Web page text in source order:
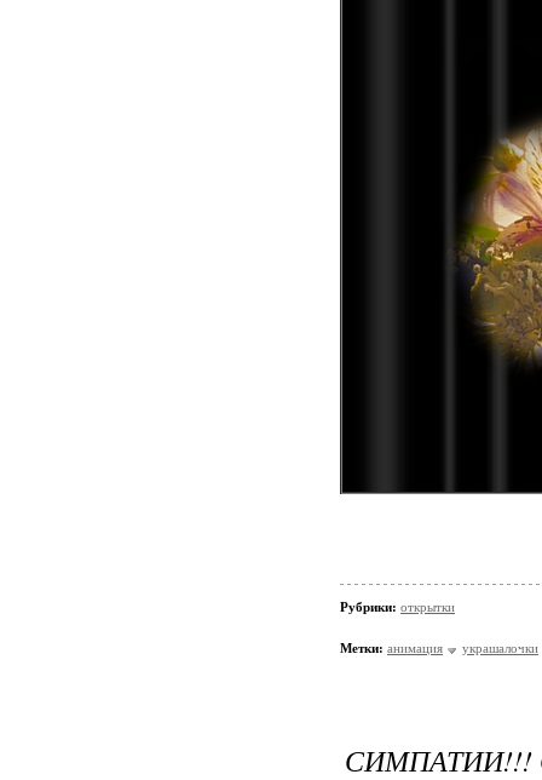
Рубрики: открытки
Метки: анимация украшалочки
СИМПАТИИ!!!